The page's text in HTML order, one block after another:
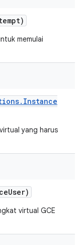
memulai
. Instance
yang harus
User)
virtual GCE